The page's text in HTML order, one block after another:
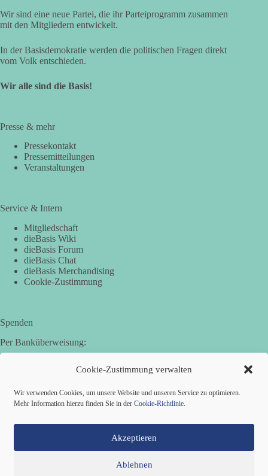
Cookie-Zustimmung verwalten
Wir verwenden Cookies, um unsere Website und unseren Service zu optimieren.
Mehr Information hierzu finden Sie in der Cookie-Richtlinie.
Akzeptieren
Ablehnen
Wir sind eine neue Partei, die ihr Parteiprogramm zusammen
mit den Mitgliedern entwickelt.
In der Basisdemokratie werden die politischen Fragen direkt
vom Volk entschieden.
Wir alle sind die Basis!
Presse & mehr
Pressekontakt
Pressemitteilungen
Veranstaltungen
Service & Intern
Mitgliedschaft
dieBasis Wiki
dieBasis Forum
dieBasis Chat
dieBasis Merchandising
Cookie-Zustimmung
Spenden
Per Banküberweisung:
Basisdemokratische Partei Deutschland in Bayern e.V.
IBAN: DE95 7205 1210 0006 3365 31
BIC: BYLADEM1AIC